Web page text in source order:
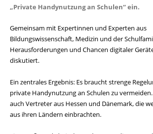
Private Handynutzung an Schulen“ ein.
Gemeinsam mit Expertinnen und Experten aus
Bildungswissenschaft, Medizin und der
Herausforderungen und Chancen digitaler
diskutiert.
Ein zentrales Ergebnis: Es braucht strenge
private Handynutzung an Schulen zu
auch Vertreter aus Hessen und Dänemark, die
aus ihren Ländern einbrachten.